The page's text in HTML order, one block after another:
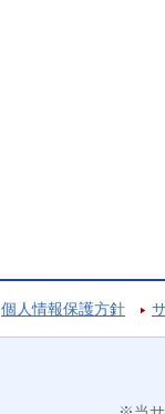
個人情報保護方針